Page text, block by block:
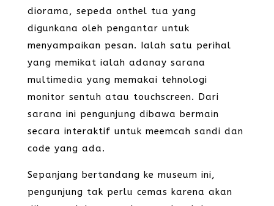
diorama, sepeda onthel tua yang
digunkana oleh pengantar untuk
menyampaikan pesan. Ialah satu perihal
yang memikat ialah adanay sarana
multimedia yang memakai tehnologi
monitor sentuh atau touchscreen. Dari
sarana ini pengunjung dibawa bermain
secara interaktif untuk meemcah sandi dan
code yang ada.
Sepanjang bertandang ke museum ini,
pengunjung tak perlu cemas karena akan